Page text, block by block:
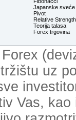
Japanske sveće
Pivot
Relative
Teorija talasa
Forex trgovina
uz
Vas,